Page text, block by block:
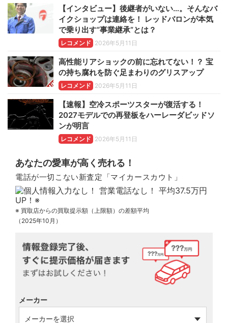
【インタビュー】後継者がいない…。そんなバ
イクショップは連絡を！ レッドバロンが本気
で乗り出す“事業継承”とは？
レコメンド 2026年5月11日
高性能リアショックの前に忘れてない！？ 宝
の持ち腐れを防ぐ足まわりのグリスアップ
レコメンド 2026年5月11日
【速報】空冷スポーツスターが復活する！
2027モデルでの再登板をハーレーダビッドソ
ンが明言
レコメンド 2026年5月11日
あなたの愛車が高く売れる！
電話が一切こない新査定「マイカースカウト」
※ 買取店からの買取提示額（上限額）の差額平均
（2025年10月）
メーカー